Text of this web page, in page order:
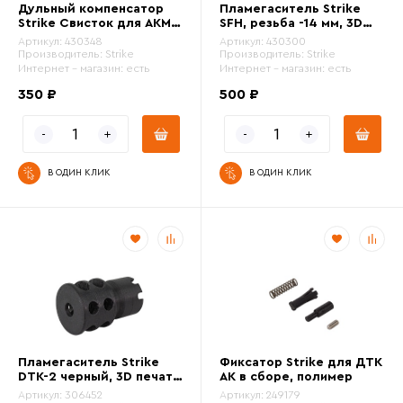
Диаметр резьбы (мм)
Цвет
Дульный компенсатор
Strike Свисток для АКМ /
АКМС, 3D печать пластик
Артикул: 430348
Производитель: Strike
Интернет - магазин: есть
350 ₽
В ОДИН КЛИК
Пламегаситель Strike
SFH, резьба -14 мм, 3D
печать пластик
Артикул: 430300
Производитель: Strike
Интернет - магазин: есть
500 ₽
В ОДИН КЛИК
Пламегаситель Strike
DTK-2 черный, 3D печать
пластик
Артикул: 306452
Фиксатор Strike для ДТК
АК в сборе, полимер
Артикул: 249179